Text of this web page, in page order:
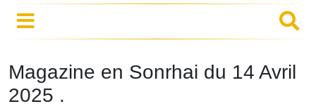
Magazine en Sonrhai du 14 Avril
2025 .